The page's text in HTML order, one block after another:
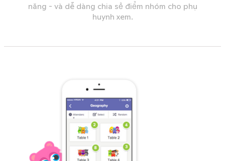
năng - và dễ dàng chia sẻ điểm nhóm cho phụ
huynh xem.